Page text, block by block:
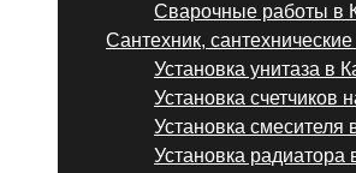
Сварочные работы в
Сантехник,
Установка унитаза в
Установка счетчиков
Установка смесителя
Установка радиатора